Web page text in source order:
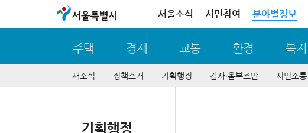
서울특별시 서울소식 시민참여 분야별정보
주택 경제 교통 환경 복지
새소식 정책소개 기획행정 감사∙옴부즈만 시민소통
기획행정